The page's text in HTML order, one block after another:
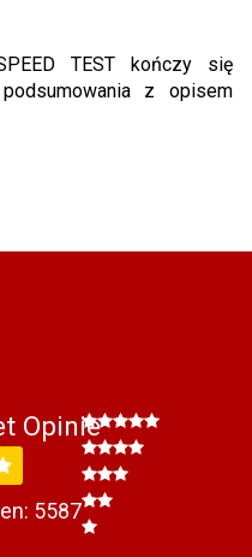
TEST kończy się
z opisem
Opinie
5587